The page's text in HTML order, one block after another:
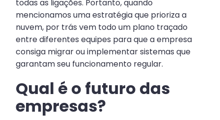
todas as ligações. Portanto, quando
mencionamos uma estratégia que prioriza a
nuvem, por trás vem todo um plano traçado
entre diferentes equipes para que a empresa
consiga migrar ou implementar sistemas que
garantam seu funcionamento regular.
Qual é o futuro das
empresas?